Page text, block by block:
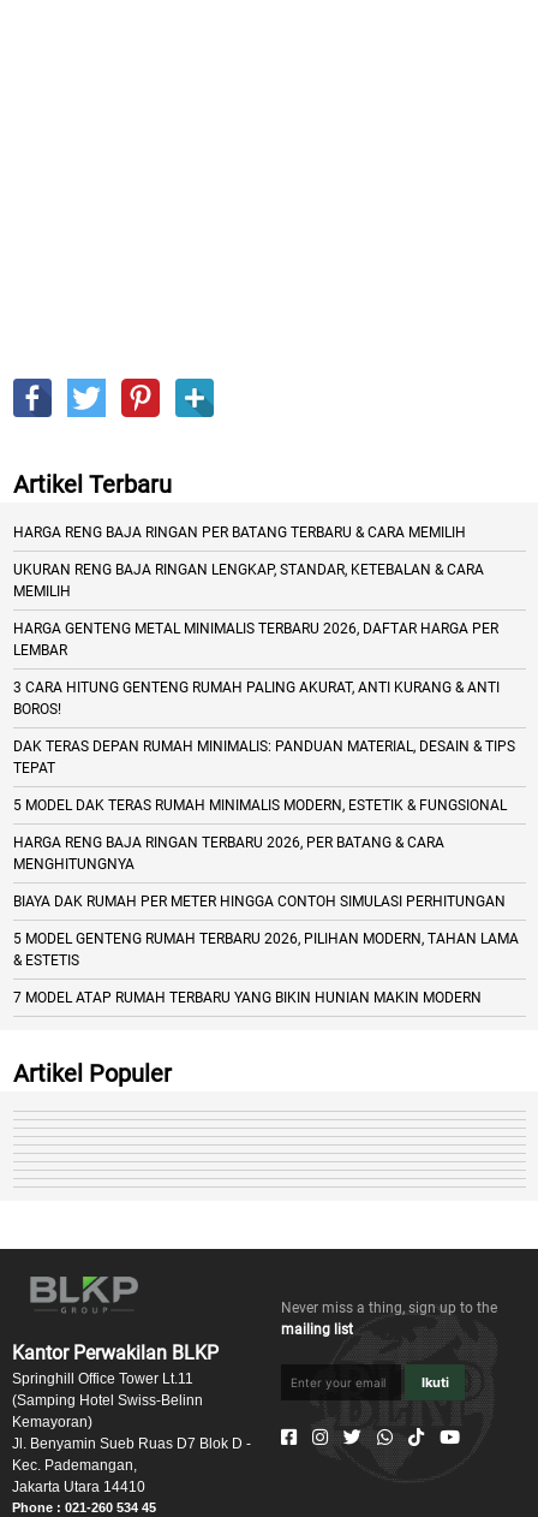
Artikel Terbaru
HARGA RENG BAJA RINGAN PER BATANG TERBARU & CARA MEMILIH
UKURAN RENG BAJA RINGAN LENGKAP, STANDAR, KETEBALAN & CARA
MEMILIH
HARGA GENTENG METAL MINIMALIS TERBARU 2026, DAFTAR HARGA PER
LEMBAR
3 CARA HITUNG GENTENG RUMAH PALING AKURAT, ANTI KURANG & ANTI
BOROS!
DAK TERAS DEPAN RUMAH MINIMALIS: PANDUAN MATERIAL, DESAIN & TIPS
TEPAT
5 MODEL DAK TERAS RUMAH MINIMALIS MODERN, ESTETIK & FUNGSIONAL
HARGA RENG BAJA RINGAN TERBARU 2026, PER BATANG & CARA
MENGHITUNGNYA
BIAYA DAK RUMAH PER METER HINGGA CONTOH SIMULASI PERHITUNGAN
5 MODEL GENTENG RUMAH TERBARU 2026, PILIHAN MODERN, TAHAN LAMA
& ESTETIS
7 MODEL ATAP RUMAH TERBARU YANG BIKIN HUNIAN MAKIN MODERN
Artikel Populer
Kantor Perwakilan BLKP
Springhill Office Tower Lt.11
(Samping Hotel Swiss-Belinn
Kemayoran)
Jl. Benyamin Sueb Ruas D7 Blok D -
Kec. Pademangan,
Jakarta Utara 14410
Phone : 021-260 534 45
Never miss a thing, sign up to the
mailing list
Ikuti